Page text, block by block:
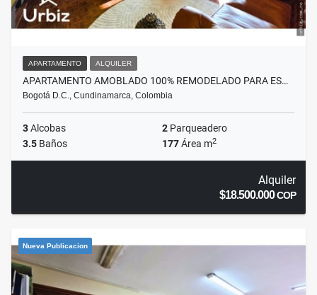
APARTAMENTO ALQUILER
APARTAMENTO AMOBLADO 100% REMODELADO PARA ES…
Bogotá D.C., Cundinamarca, Colombia
3Alcobas 2 Parqueadero
3.5 Baños 177Área m2
Alquiler
$18.500.000COP
Nueva Publicacion